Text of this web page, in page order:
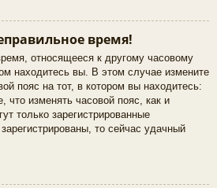
время!
относящееся к другому часовому
находитесь вы. В этом случае измените
пояс на тот, в котором вы находитесь:
что изменять часовой пояс, как и
только зарегистрированные
то сейчас удачный